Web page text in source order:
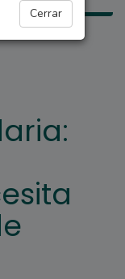
Cerrar